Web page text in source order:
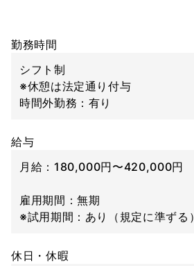
勤務時間
シフト制
※休憩は法定通り付与
時間外勤務：有り
給与
月給：180,000円〜420,000円
雇用期間：無期
※試用期間：あり（規定に準ずる）
休日・休暇